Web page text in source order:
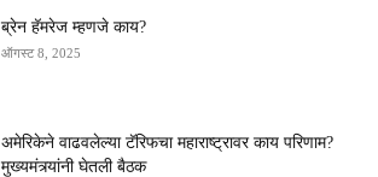
ब्रेन हॅमरेज म्हणजे काय?
ऑगस्ट 8, 2025
अमेरिकेने वाढवलेल्या टॅरिफचा महाराष्ट्रावर काय परिणाम?
मुख्यमंत्र्यांनी घेतली बैठक